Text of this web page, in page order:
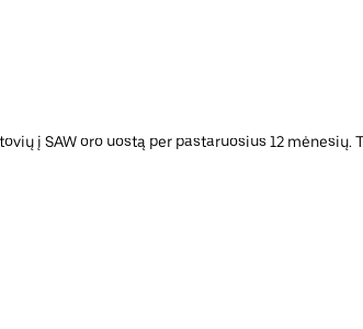
į SAW oro uostą per pastaruosius 12 mėnesių.